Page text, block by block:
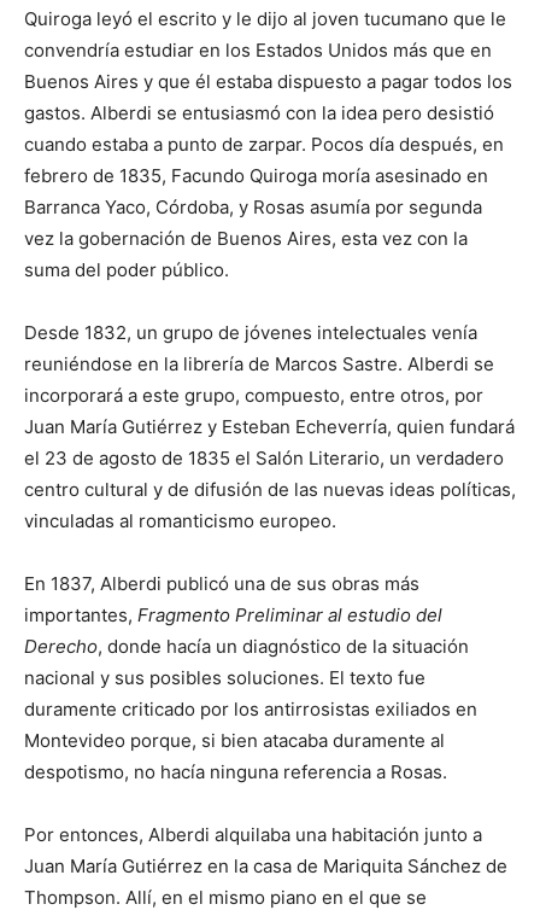
Quiroga leyó el escrito y le dijo al joven tucumano que le
convendría estudiar en los Estados Unidos más que en
Buenos Aires y que él estaba dispuesto a pagar todos los
gastos. Alberdi se entusiasmó con la idea pero desistió
cuando estaba a punto de zarpar. Pocos día después, en
febrero de 1835, Facundo Quiroga moría asesinado en
Barranca Yaco, Córdoba, y Rosas asumía por segunda
vez la gobernación de Buenos Aires, esta vez con la
suma del poder público.
Desde 1832, un grupo de jóvenes intelectuales venía
reuniéndose en la librería de Marcos Sastre. Alberdi se
incorporará a este grupo, compuesto, entre otros, por
Juan María Gutiérrez y Esteban Echeverría, quien fundará
el 23 de agosto de 1835 el Salón Literario, un verdadero
centro cultural y de difusión de las nuevas ideas políticas,
vinculadas al romanticismo europeo.
En 1837, Alberdi publicó una de sus obras más
importantes, Fragmento Preliminar al estudio del
Derecho, donde hacía un diagnóstico de la situación
nacional y sus posibles soluciones. El texto fue
duramente criticado por los antirrosistas exiliados en
Montevideo porque, si bien atacaba duramente al
despotismo, no hacía ninguna referencia a Rosas.
Por entonces, Alberdi alquilaba una habitación junto a
Juan María Gutiérrez en la casa de Mariquita Sánchez de
Thompson. Allí, en el mismo piano en el que se